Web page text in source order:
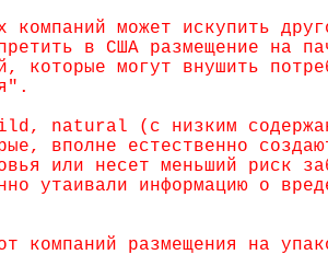
может искупить
в США размещение на
могут внушить
natural (с низким
вполне естественно
или несет меньший риск
утаивали информацию о
компаний размещения на